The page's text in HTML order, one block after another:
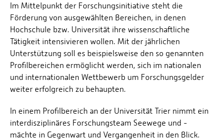
Im Mittelpunkt der Forschungsinitiative steht die
Förderung von ausgewählten Bereichen, in denen
Hochschule bzw. Universität ihre wissenschaftliche
Tätigkeit intensivieren wollen. Mit der jährlichen
Unterstützung soll es beispielsweise den so genannten
Profilbereichen ermöglicht werden, sich im nationalen
und internationalen Wettbewerb um Forschungsgelder
weiter erfolgreich zu behaupten.
In einem Profilbereich an der Universität Trier nimmt ein
interdisziplinäres Forschungsteam Seewege und -
mächte in Gegenwart und Vergangenheit in den Blick.